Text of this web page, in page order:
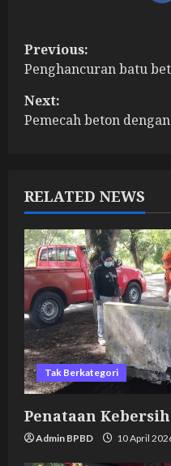
P
o
s
a
v
i
g
a
t
i
o
Previous:
Penghancuran batu
Next:
Pemecah beton
RELATED NEWS
Tak Berkategori
Penataan
Admin BPBD 10 April